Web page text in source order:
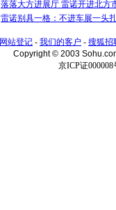
落落大方进展厅 雷诺开进北方
雷诺别具一格：不进车展一头
网站登记 - 我们的客户 - 搜狐招
Copyright © 2003
京ICP证